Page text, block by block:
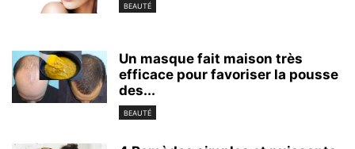
BEAUTÉ
Un masque fait maison très
efficace pour favoriser la pousse
des...
BEAUTÉ